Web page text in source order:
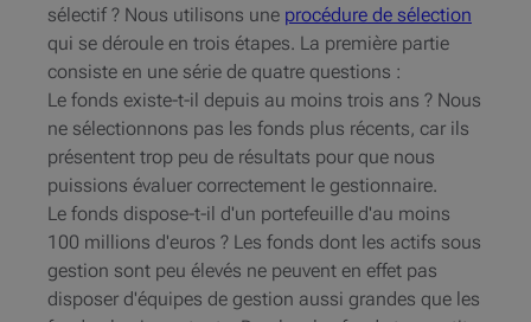
sélectif ? Nous utilisons une procédure de sélection
qui se déroule en trois étapes. La première partie
consiste en une série de quatre questions :
Le fonds existe-t-il depuis au moins trois ans ? Nous
ne sélectionnons pas les fonds plus récents, car ils
présentent trop peu de résultats pour que nous
puissions évaluer correctement le gestionnaire.
Le fonds dispose-t-il d'un portefeuille d'au moins
100 millions d'euros ? Les fonds dont les actifs sous
gestion sont peu élevés ne peuvent en effet pas
disposer d'équipes de gestion aussi grandes que les